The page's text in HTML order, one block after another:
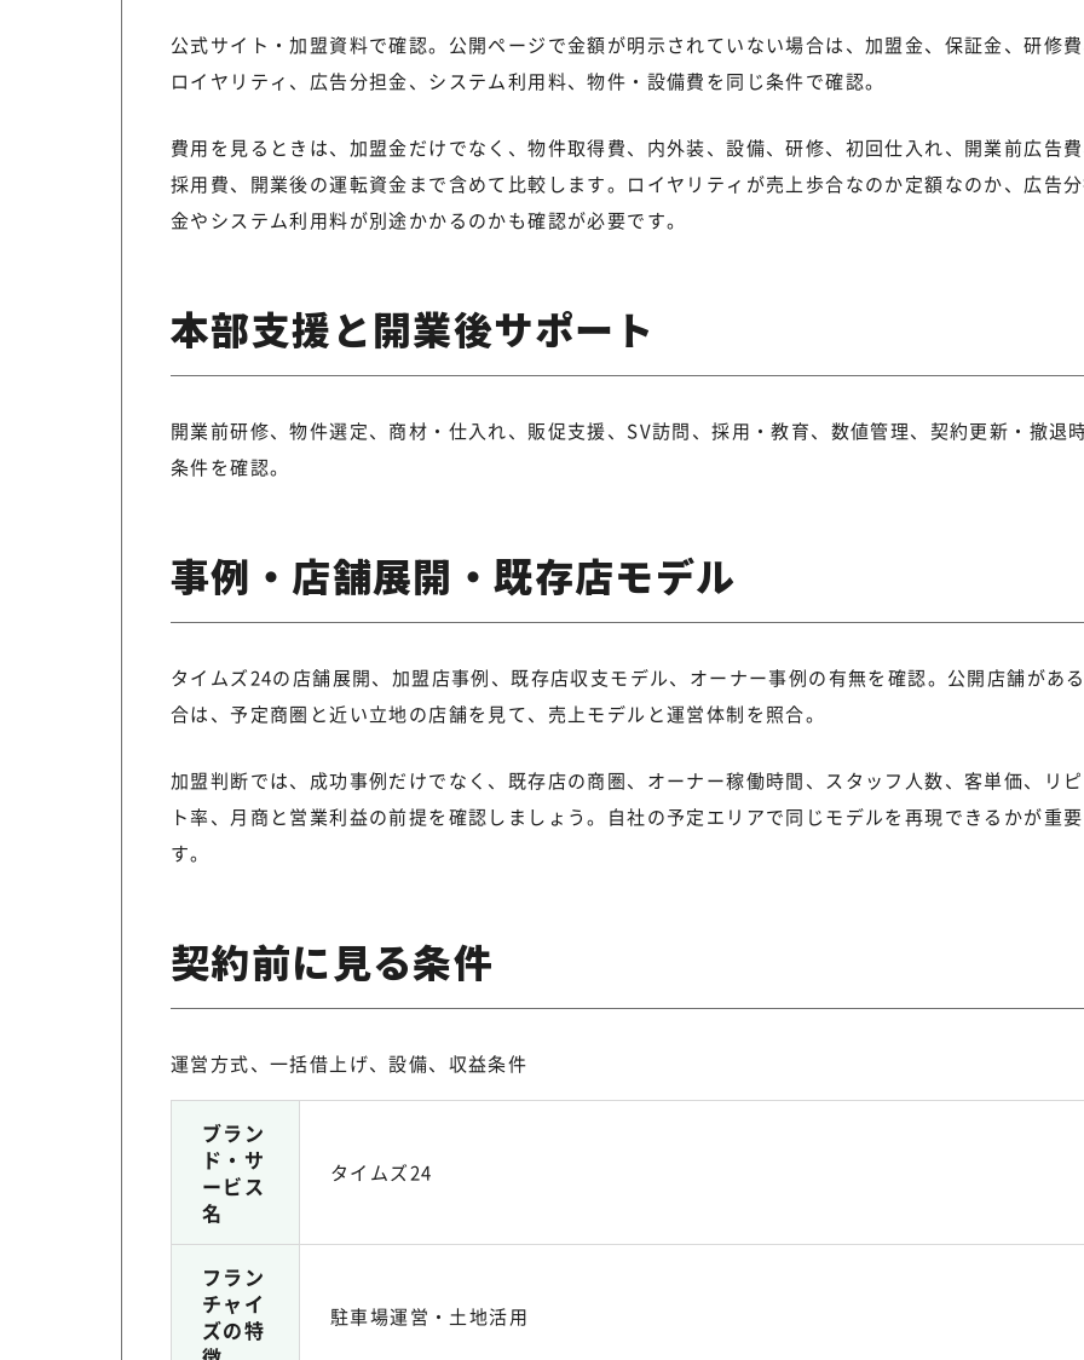
公式サイト・加盟資料で確認。公開ページで金額が明示されていない場合は、加盟金、保証金、研修
ロイヤリティ、広告分担金、システム利用料、物件・設備費を同じ条件で確認。
費用を見るときは、加盟金だけでなく、物件取得費、内外装、設備、研修、初回仕入れ、開業前広告
採用費、開業後の運転資金まで含めて比較します。ロイヤリティが売上歩合なのか定額なのか、広告
金やシステム利用料が別途かかるのかも確認が必要です。
本部支援と開業後サポート
開業前研修、物件選定、商材・仕入れ、販促支援、SV訪問、採用・教育、数値管理、契約更新・撤退
条件を確認。
事例・店舗展開・既存店モデル
タイムズ24の店舗展開、加盟店事例、既存店収支モデル、オーナー事例の有無を確認。公開店舗があ
合は、予定商圏と近い立地の店舗を見て、売上モデルと運営体制を照合。
加盟判断では、成功事例だけでなく、既存店の商圏、オーナー稼働時間、スタッフ人数、客単価、リ
ト率、月商と営業利益の前提を確認しましょう。自社の予定エリアで同じモデルを再現できるかが重
す。
契約前に見る条件
運営方式、一括借上げ、設備、収益条件
ブラン
ド・サ
ービス
名
タイムズ24
フラン
チャイ
ズの特
駐車場運営・土地活用